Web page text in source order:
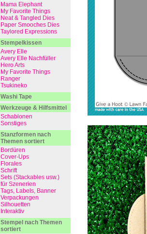
Mama Elephant
My Favorite Things
Neat & Tangled Dies
Paper Smooches Dies
Taylored Expressions
Stempelkissen
Avery Elle
Avery Elle Nachfüller
Hero Arts
My Favorite Things
Ranger
Tsukineko
Washi Tape
Werkzeuge & Hilfsmittel
Schablonen
Sonstiges
Stanzformen nach
Themen sortiert
Bordüren
Cover-Ups
Florales
Schrift
Sets (Stackables usw.)
für Szenerien
Tags, Labels, Banner
Verpackungen
Silhouetten
Interaktiv
Stempel nach Themen
sortiert